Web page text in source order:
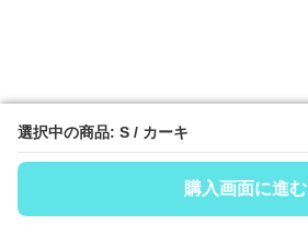
選択中の商品: S / カーキ
購入画面に進む
選択中の商品: S / カーキ
購入画面に進む